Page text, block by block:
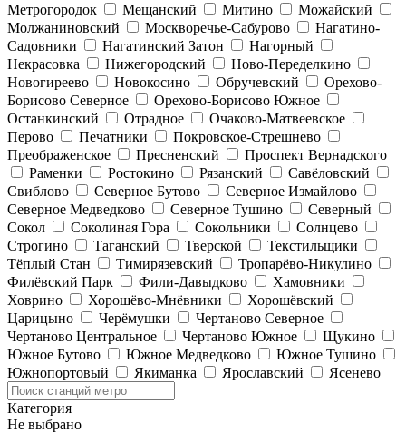
Метрогородок
Мещанский Митино
Можайский
Молжаниновский
Москворечье-Сабурово
Нагатино-
Садовники
Нагатинский Затон
Нагорный
Некрасовка
Нижегородский
Ново-Переделкино
Новогиреево
Новокосино Обручевский
Орехово-
Борисово Северное
Орехово-Борисово Южное
Останкинский
Отрадное
Очаково-Матвеевское
Перово
Печатники
Покровское-Стрешнево
Преображенское
Пресненский
Проспект Вернадского
Раменки
Ростокино Рязанский
Савёловский
Свиблово
Северное Бутово
Северное Измайлово
Северное Медведково
Северное Тушино
Северный
Сокол
Соколиная Гора Сокольники
Солнцево
Строгино
Таганский Тверской
Текстильщики
Тёплый Стан
Тимирязевский
Тропарёво-Никулино
Филёвский Парк
Фили-Давыдково
Хамовники
Ховрино
Хорошёво-Мнёвники
Хорошёвский
Царицыно
Черёмушки
Чертаново Северное
Чертаново Центральное
Чертаново Южное
Щукино
Южное Бутово
Южное Медведково
Южное Тушино
Южнопортовый
Якиманка Ярославский Ясенево
Категория
Не выбрано